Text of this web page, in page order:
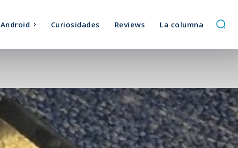
Android Curiosidades Reviews La columna